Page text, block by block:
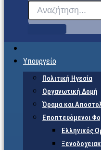
Υπουργείο
Πολιτική Ηγεσία
Οργανωτική Δομή
Όραμα και
Εποπτευόμενοι
Eλληνικός